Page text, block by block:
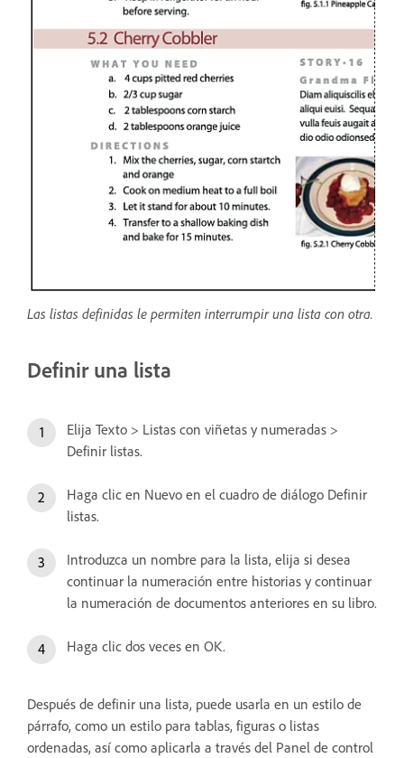
Las listas definidas le permiten interrumpir una lista con otra.
Definir una lista
Elija Texto > Listas con viñetas y numeradas >
Definir listas.
Haga clic en Nuevo en el cuadro de diálogo Definir
listas.
Introduzca un nombre para la lista, elija si desea
continuar la numeración entre historias y continuar
la numeración de documentos anteriores en su libro.
Haga clic dos veces en OK.
Después de definir una lista, puede usarla en un estilo de
párrafo, como un estilo para tablas, figuras o listas
ordenadas, así como aplicarla a través del Panel de control